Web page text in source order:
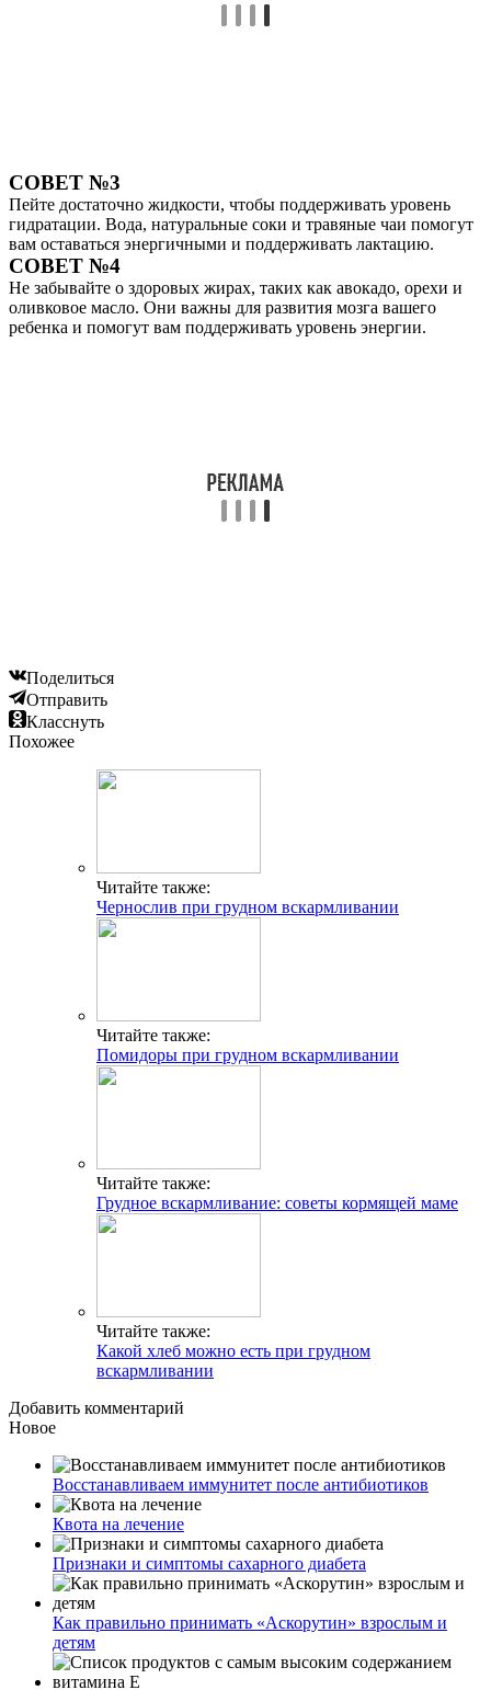
СОВЕТ №3
Пейте достаточно жидкости, чтобы поддерживать уровень
гидратации. Вода, натуральные соки и травяные чаи помогут
вам оставаться энергичными и поддерживать лактацию.
СОВЕТ №4
Не забывайте о здоровых жирах, таких как авокадо, орехи и
оливковое масло. Они важны для развития мозга вашего
ребенка и помогут вам поддерживать уровень энергии.
Поделиться
Отправить
Класснуть
Похожее
Читайте также:
Чернослив при грудном вскармливании
Читайте также:
Помидоры при грудном вскармливании
Читайте также:
Грудное вскармливание: советы кормящей маме
Читайте также:
Какой хлеб можно есть при грудном
вскармливании
Добавить комментарий
Новое
Восстанавливаем иммунитет после антибиотиков
Квота на лечение
Признаки и симптомы сахарного диабета
Как правильно принимать «Аскорутин» взрослым и
детям